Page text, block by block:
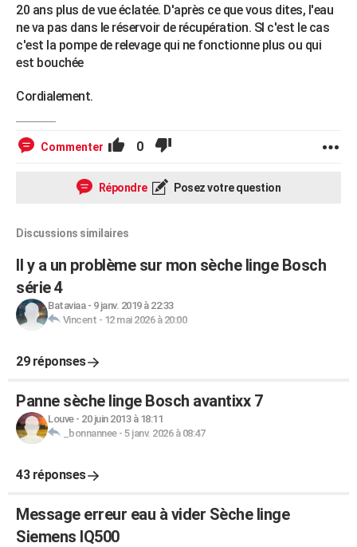
20 ans plus de vue éclatée. D'après ce que vous dites, l'eau
ne va pas dans le réservoir de récupération. SI c'est le cas
c'est la pompe de relevage qui ne fonctionne plus ou qui
est bouchée
Cordialement.
Commenter 0
Répondre Posez votre question
Discussions similaires
Il y a un problème sur mon sèche linge Bosch
série 4
Bataviaa- 9 janv. 2019 à 22:33
Vincent - 12 mai 2026 à 20:00
29 réponses
Panne sèche linge Bosch avantixx 7
Louve- 20 juin 2013 à 18:11
_bonnannee- 5 janv. 2026 à 08:47
43 réponses
Message erreur eau à vider Sèche linge
Siemens IQ500